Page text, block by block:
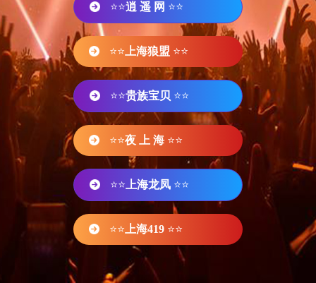
⭐⭐逍 遥 网 ⭐⭐
⭐⭐ 上海狼盟 ⭐⭐
⭐⭐贵族宝贝 ⭐⭐
⭐⭐夜 上 海 ⭐⭐
⭐⭐ 上海龙凤 ⭐⭐
⭐⭐ 上海419 ⭐⭐